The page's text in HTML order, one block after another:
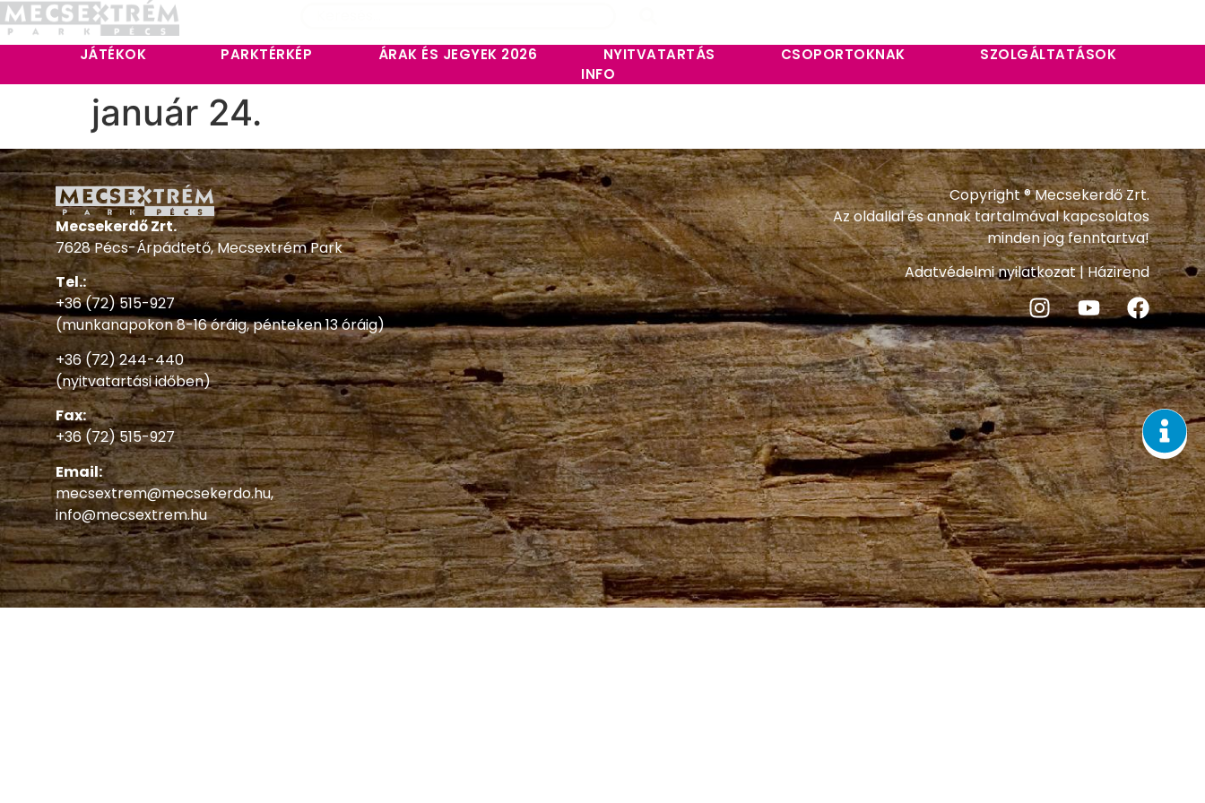
JÁTÉKOK PARKTÉRKÉP ÁRAK ÉS JEGYEK 2026 NYITVATARTÁS CSOPORTOKNAK
SZOLGÁLTATÁSOK
INFO
január 24.
Mecsekerdő Zrt.
7628 Pécs-Árpádtető, Mecsextrém Park
Tel.:
+36 (72) 515-927
(munkanapokon 8-16 óráig, pénteken 13 óráig)
+36 (72) 244-440
(nyitvatartási időben)
Fax:
+36 (72) 515-927
Email:
mecsextrem@mecsekerdo.hu,
info@mecsextrem.hu
Copyright ® Mecsekerdő Zrt.
Az oldallal és annak tartalmával kapcsolatos
minden jog fenntartva!
Adatvédelmi nyilatkozat|Házirend